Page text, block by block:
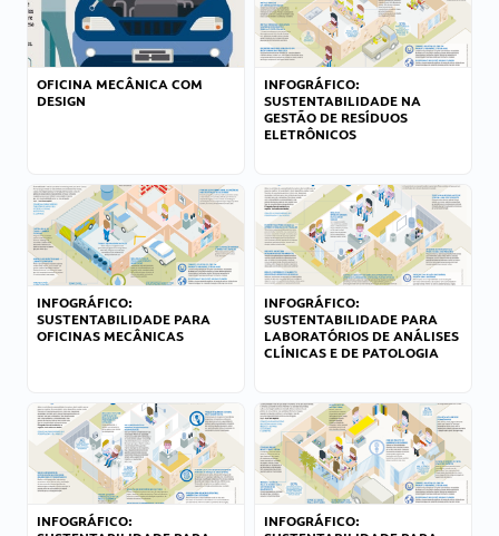
OFICINA MECÂNICA COM
DESIGN
INFOGRÁFICO:
SUSTENTABILIDADE NA
GESTÃO DE RESÍDUOS
ELETRÔNICOS
INFOGRÁFICO:
SUSTENTABILIDADE PARA
OFICINAS MECÂNICAS
INFOGRÁFICO:
SUSTENTABILIDADE PARA
LABORATÓRIOS DE ANÁLISES
CLÍNICAS E DE PATOLOGIA
INFOGRÁFICO:
INFOGRÁFICO: